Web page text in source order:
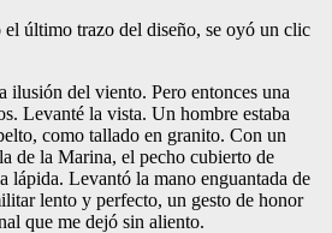
último trazo del diseño, se oyó un clic
ilusión del viento. Pero entonces una
Levanté la vista. Un hombre estaba
como tallado en granito. Con un
de la Marina, el pecho cubierto de
lápida. Levantó la mano enguantada de
lento y perfecto, un gesto de honor
que me dejó sin aliento.